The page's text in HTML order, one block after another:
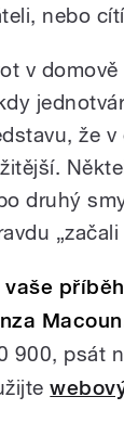
nebo
v
že v
druhý
vaše
900, psát